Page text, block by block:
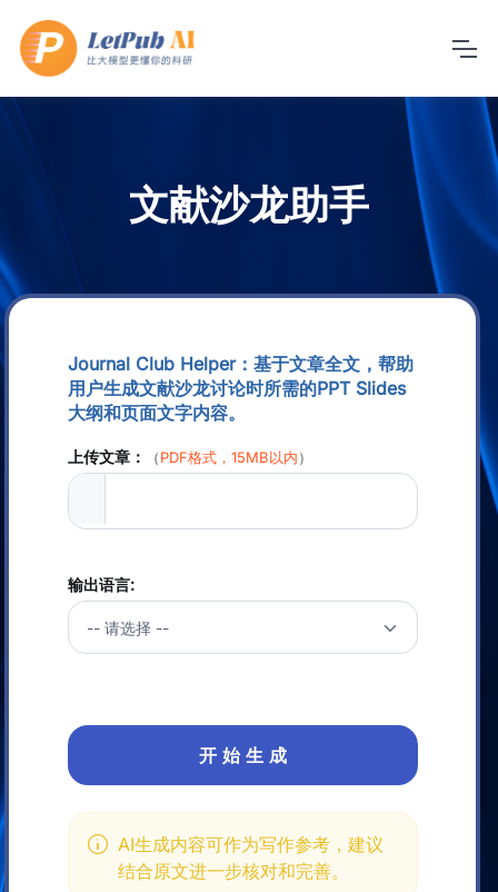
文献沙龙助手
Journal Club Helper：基于文章全文，帮助
用户生成文献沙龙讨论时所需的PPT Slides
大纲和页面文字内容。
上传文章： （PDF格式，15MB以内）
输出语言:
开 始 生 成
AI生成内容可作为写作参考，建议
结合原文进一步核对和完善。